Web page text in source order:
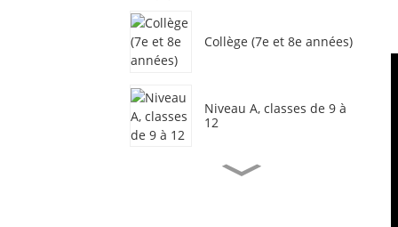
Collège (7e et 8e années)
Niveau A, classes de 9 à
12
Académie de design